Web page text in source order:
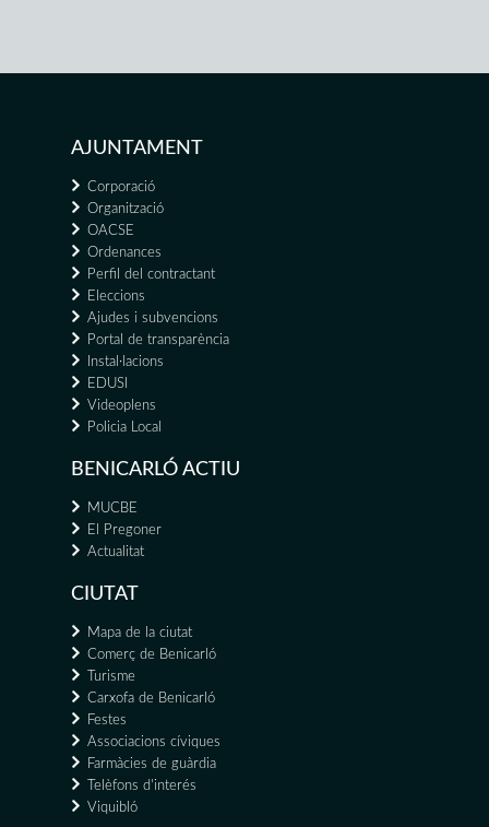
AJUNTAMENT
Corporació
Organització
OACSE
Ordenances
Perfil del contractant
Eleccions
Ajudes i subvencions
Portal de transparència
Instal·lacions
EDUSI
Videoplens
Policia Local
BENICARLÓ ACTIU
MUCBE
El Pregoner
Actualitat
CIUTAT
Mapa de la ciutat
Comerç de Benicarló
Turisme
Carxofa de Benicarló
Festes
Associacions cíviques
Farmàcies de guàrdia
Telèfons d'interés
Viquibló